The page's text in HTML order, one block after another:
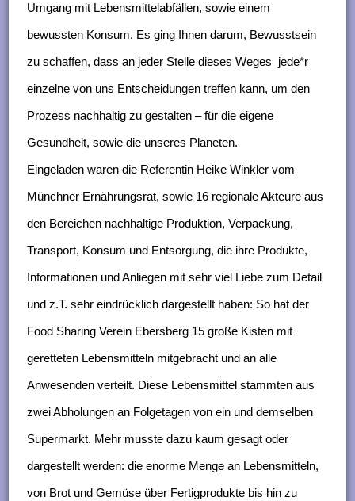
Umgang mit Lebensmittelabfällen, sowie einem
bewussten Konsum. Es ging Ihnen darum, Bewusstsein
zu schaffen, dass an jeder Stelle dieses Weges jede*r
einzelne von uns Entscheidungen treffen kann, um den
Prozess nachhaltig zu gestalten – für die eigene
Gesundheit, sowie die unseres Planeten.
Eingeladen waren die Referentin Heike Winkler vom
Münchner Ernährungsrat, sowie 16 regionale Akteure aus
den Bereichen nachhaltige Produktion, Verpackung,
Transport, Konsum und Entsorgung, die ihre Produkte,
Informationen und Anliegen mit sehr viel Liebe zum Detail
und z.T. sehr eindrücklich dargestellt haben: So hat der
Food Sharing Verein Ebersberg 15 große Kisten mit
geretteten Lebensmitteln mitgebracht und an alle
Anwesenden verteilt. Diese Lebensmittel stammten aus
zwei Abholungen an Folgetagen von ein und demselben
Supermarkt. Mehr musste dazu kaum gesagt oder
dargestellt werden: die enorme Menge an Lebensmitteln,
von Brot und Gemüse über Fertigprodukte bis hin zu